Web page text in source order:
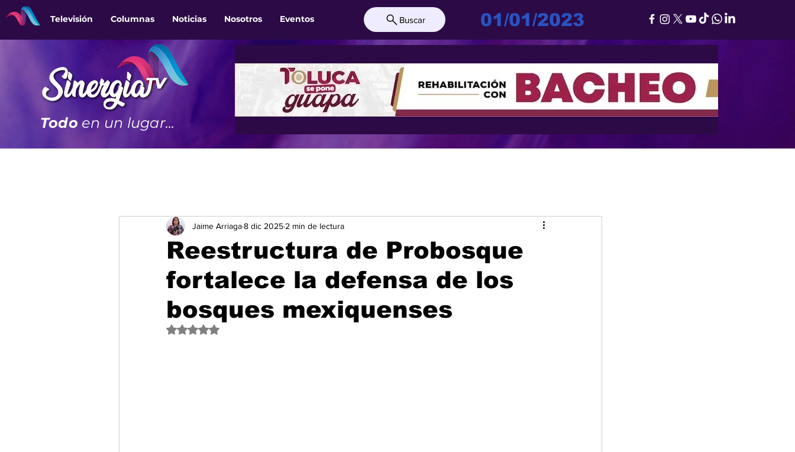
Televisión Columnas Noticias Nosotros Eventos Buscar 01/01/2023
Todo en un lugar...
Reestructura de Probosque
fortalece la defensa de los
bosques mexiquenses
Jaime Arriaga8 dic 2025 2 min de lectura
Obtuvo NaN de 5 estrellas.